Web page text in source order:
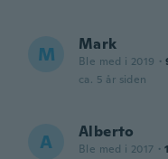
M Mark
Ble med i 2019 ·
ca. 5 år siden
A Alberto
Ble med i 2017 ·